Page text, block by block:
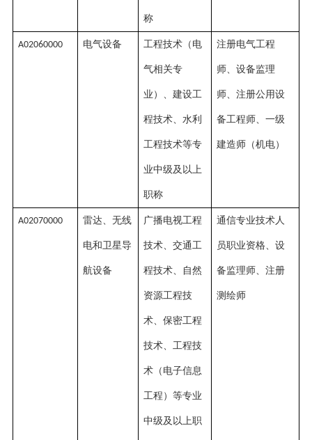
称
A02060000 电气设备 工程技术（电
气相关专
业）、建设工
程技术、水利
工程技术等专
业中级及以上
职称
注册电气工程
师、设备监理
师、注册公用设
备工程师、一级
建造师（机电）
A02070000 雷达、无线
电和卫星导
航设备
广播电视工程
技术、交通工
程技术、自然
资源工程技
术、保密工程
技术、工程技
术（电子信息
工程）等专业
中级及以上职
通信专业技术人
员职业资格、设
备监理师、注册
测绘师